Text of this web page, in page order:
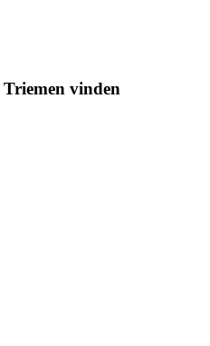
vinden